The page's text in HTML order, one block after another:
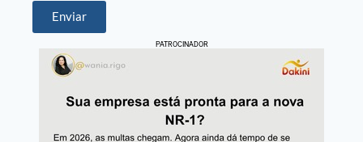
Enviar
PATROCINADOR